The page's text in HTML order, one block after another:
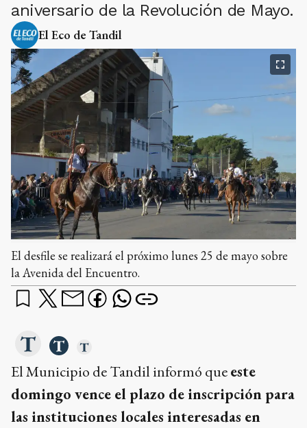
aniversario de la Revolución de Mayo.
El Eco de Tandil
El desfile se realizará el próximo lunes 25 de mayo sobre
la Avenida del Encuentro.
El Municipio de Tandil informó queeste
domingo vence el plazo de inscripción para
las instituciones locales interesadas en